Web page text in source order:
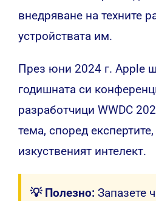
внедряване на техните
устройствата им.
През юни 2024 г. Apple
годишната си
разработчици WWDC
тема, според
изкуственият интелект.
💡 Полезно: Запазете